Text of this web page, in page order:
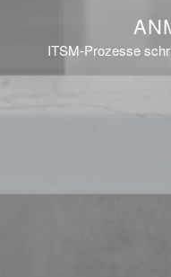
ITSM-Prozesse